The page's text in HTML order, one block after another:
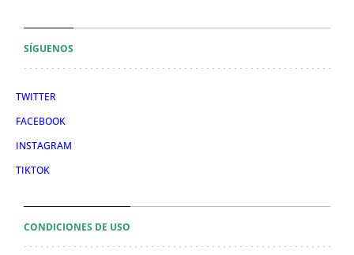
SÍGUENOS
TWITTER
FACEBOOK
INSTAGRAM
TIKTOK
CONDICIONES DE USO